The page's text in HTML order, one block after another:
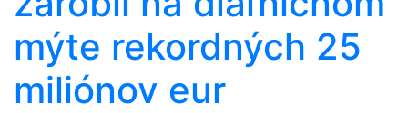
mýte rekordných 25
miliónov eur